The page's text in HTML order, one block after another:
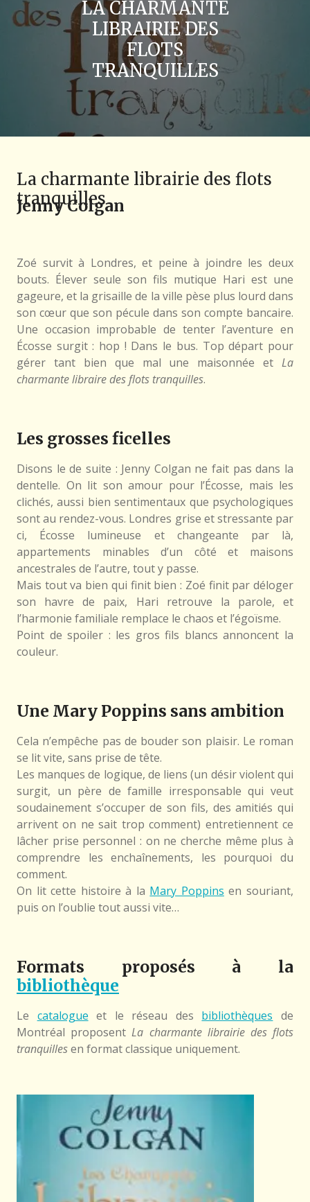
LA CHARMANTE
LIBRAIRIE DES
FLOTS
TRANQUILLES
La charmante librairie des flots
tranquilles
Jenny Colgan
Zoé survit à Londres, et peine à joindre les deux
bouts. Élever seule son fils mutique Hari est une
gageure, et la grisaille de la ville pèse plus lourd dans
son cœur que son pécule dans son compte bancaire.
Une occasion improbable de tenter l’aventure en
Écosse surgit : hop ! Dans le bus. Top départ pour
gérer tant bien que mal une maisonnée et La
charmante libraire des flots tranquilles.
Les grosses ficelles
Disons le de suite : Jenny Colgan ne fait pas dans la
dentelle. On lit son amour pour l’Écosse, mais les
clichés, aussi bien sentimentaux que psychologiques
sont au rendez-vous. Londres grise et stressante par
ci, Écosse lumineuse et changeante par là,
appartements minables d’un côté et maisons
ancestrales de l’autre, tout y passe.
Mais tout va bien qui finit bien : Zoé finit par déloger
son havre de paix, Hari retrouve la parole, et
l’harmonie familiale remplace le chaos et l’égoïsme.
Point de spoiler : les gros fils blancs annoncent la
couleur.
Une Mary Poppins sans ambition
Cela n’empêche pas de bouder son plaisir. Le roman
se lit vite, sans prise de tête.
Les manques de logique, de liens (un désir violent qui
surgit, un père de famille irresponsable qui veut
soudainement s’occuper de son fils, des amitiés qui
arrivent on ne sait trop comment) entretiennent ce
lâcher prise personnel : on ne cherche même plus à
comprendre les enchaînements, les pourquoi du
comment.
On lit cette histoire à la Mary Poppins en souriant,
puis on l’oublie tout aussi vite…
Formats proposés à la
bibliothèque
Le catalogue et le réseau des bibliothèques de
Montréal proposentLa charmante librairie des flots
tranquillesen format classique uniquement.